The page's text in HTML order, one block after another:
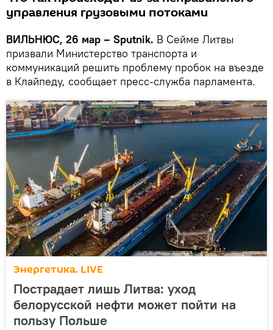
управления грузовыми потоками
ВИЛЬНЮС, 26 мар – Sputnik. В Сейме Литвы
призвали Министерство транспорта и
коммуникаций решить проблему пробок на въезде
в Клайпеду, сообщает пресс-служба парламента.
Энергетика. LIVE
Пострадает лишь Литва: уход
белорусской нефти может пойти на
пользу Польше